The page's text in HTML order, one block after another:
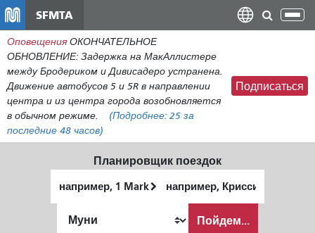
содержанию
SFMTA
Оповещения ОКОНЧАТЕЛЬНОЕ
ОБНОВЛЕНИЕ: Задержка на МакАллистере
между Бродериком и Дивисадеро устранена.
Движение автобусов 5 и 5R в направлении
центра и из центра города возобновляется
в обычном режиме.
(Подробнее: 25 за
последние 48 часов)
Подписаться
Планировщик поездок
местоположение
окончания
Пойдем...